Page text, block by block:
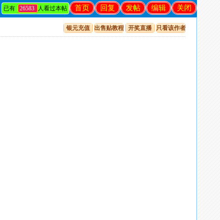
关闭
编辑
发帖
回复
首页
已有 26583 人看过本帖
银元充值 出售贴教程 开奖直播 只看该作者